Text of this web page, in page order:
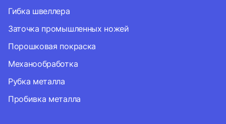
Гибка швеллера
Заточка промышленных ножей
Порошковая покраска
Механообработка
Рубка металла
Пробивка металла